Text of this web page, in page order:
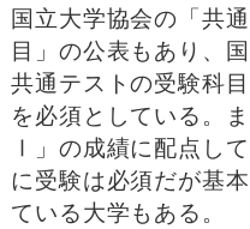
国立大学協会の「共
目」の公表もあり、
共通テストの受験科
を必須としている。
Ⅰ」の成績に配点し
に受験は必須だが基
ている大学もある。